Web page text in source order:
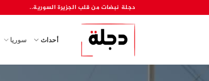
للمحتوى
دجلة نبضات من قلب الجزيرة السورية..
أحداث سوريا